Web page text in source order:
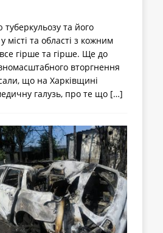
туберкульозу та його
місті та області з кожним
гірше та гірше. Ще до
вторгнення
що на Харківщині
галузь, про те що […]